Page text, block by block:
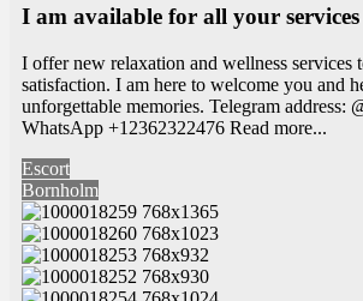
I am available for all your services
I offer new relaxation and wellness services
satisfaction. I am here to welcome you and
unforgettable memories. Telegram address:
WhatsApp +12362322476 Read more...
Escort
Bornholm